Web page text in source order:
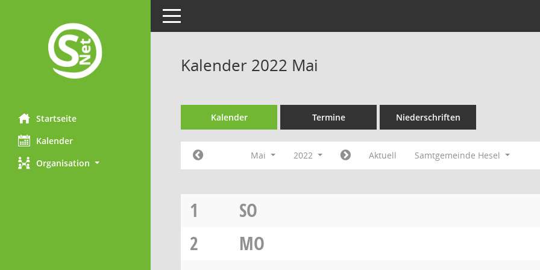
Startseite
Kalender
Organisation
Toggle navigation
Kalender 2022 Mai
Kalender Termine Niederschriften
Mai 2022 Aktuell Samtgemeinde Hesel
1
SO
2
MO